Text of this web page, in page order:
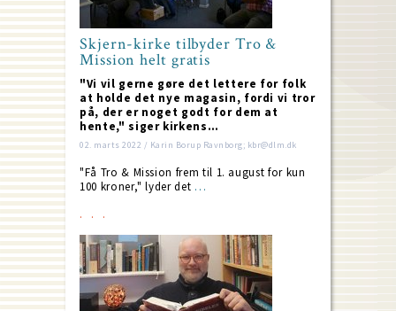
Skjern-kirke tilbyder Tro &
Mission helt gratis
"Vi vil gerne gøre det lettere for folk
at holde det nye magasin, fordi vi tror
på, der er noget godt for dem at
hente," siger kirkens…
02. marts 2022 / Karin Borup Ravnborg; kbr@dlm.dk
"Få Tro & Mission frem til 1. august for kun
100 kroner," lyder det …